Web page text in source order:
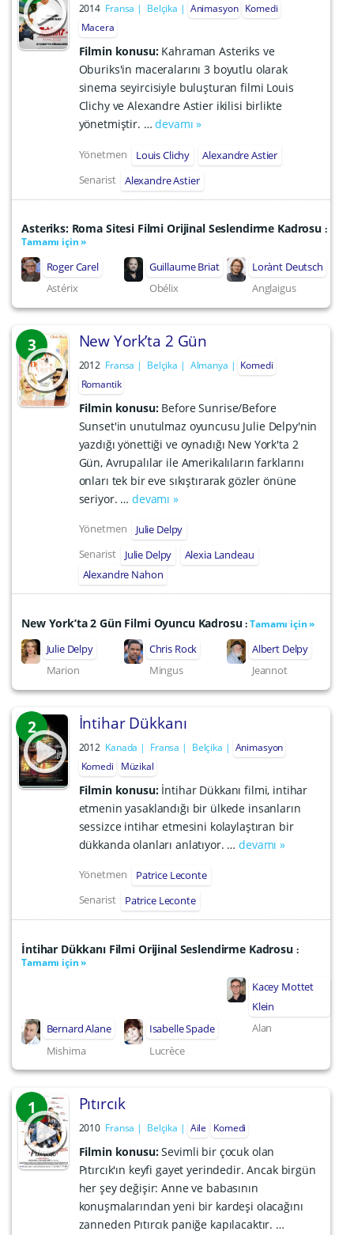
2014 Fransa Belçika Animasyon Komedi
Macera
Filmin konusu: Kahraman Asteriks ve
Oburiks'in maceralarını 3 boyutlu olarak
sinema seyircisiyle buluşturan filmi Louis
Clichy ve Alexandre Astier ikilisi birlikte
yönetmiştir. …devamı »
Yönetmen Louis Clichy
Alexandre Astier
Senarist
Alexandre Astier
Asteriks: Roma Sitesi Filmi Orijinal Seslendirme Kadrosu :
Tamamı için »
Roger Carel
Astérix
Guillaume Briat
Obélix
Lorànt Deutsch
Anglaigus
3 New York’ta 2 Gün
2012 Fransa Belçika Almanya
Komedi
Romantik
Filmin konusu: Before Sunrise/Before
Sunset'in unutulmaz oyuncusu Julie Delpy'nin
yazdığı yönettiği ve oynadığı New York'ta 2
Gün, Avrupalılar ile Amerikalıların farklarını
onları tek bir eve sıkıştırarak gözler önüne
seriyor. …devamı »
Yönetmen
Julie Delpy
Senarist
Julie Delpy
Alexia Landeau
Alexandre Nahon
New York’ta 2 Gün Filmi Oyuncu Kadrosu:Tamamı için »
Julie Delpy
Marion
Chris Rock
Mingus
Albert Delpy
Jeannot
2 İntihar Dükkanı
2012 Kanada Fransa Belçika
Animasyon
Komedi
Müzikal
Filmin konusu: İntihar Dükkanı filmi, intihar
etmenin yasaklandığı bir ülkede insanların
sessizce intihar etmesini kolaylaştıran bir
dükkanda olanları anlatıyor. …devamı »
Yönetmen
Patrice Leconte
Senarist
Patrice Leconte
İntihar Dükkanı Filmi Orijinal Seslendirme Kadrosu :
Tamamı için »
Bernard Alane
Mishima
Isabelle Spade
Lucrèce
Kacey Mottet
Klein
Alan
1 Pıtırcık
2010 Fransa Belçika Aile Komedi
Filmin konusu:Sevimli bir çocuk olan
Pıtırcık'ın keyfi gayet yerindedir. Ancak birgün
her şey değişir: Anne ve babasının
konuşmalarından yeni bir kardeşi olacağını
zanneden Pıtırcık paniğe kapılacaktır. …